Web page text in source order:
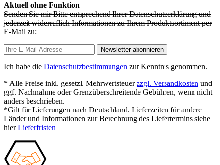
Aktuell ohne Funktion
Senden Sie mir Bitte entsprechend Ihrer Datenschutzerklärung und
jederzeit widerruflich Informationen zu Ihrem Produktsortiment per
E-Mail zu:
Newsletter abonnieren
Ich habe die Datenschutzbestimmungen zur Kenntnis genommen.
* Alle Preise inkl. gesetzl. Mehrwertsteuerzzgl. Versandkosten und
ggf. Nachnahme oder Grenzüberschreitende Gebühren, wenn nicht
anders beschrieben.
*Gilt für Lieferungen nach Deutschland. Lieferzeiten für andere
Länder und Informationen zur Berechnung des Liefertermins siehe
hierLieferfristen